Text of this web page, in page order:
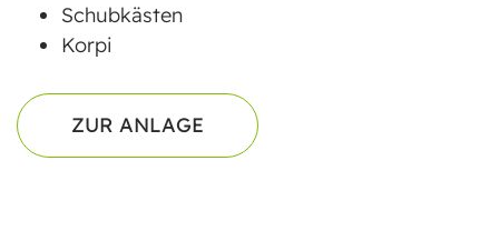
Schubkästen
Korpi
ZUR ANLAGE